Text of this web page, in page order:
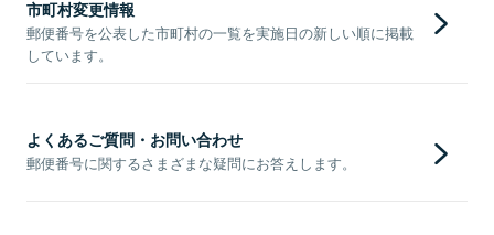
市町村変更情報
郵便番号を公表した市町村の一覧を実施日の新しい順に掲載
しています。
よくあるご質問・お問い合わせ
郵便番号に関するさまざまな疑問にお答えします。